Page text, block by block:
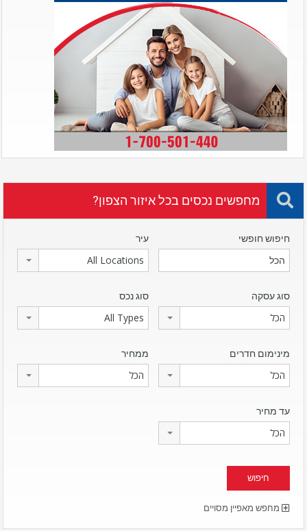
מחפשים נכסים בכל איזור הצפון?
חיפוש חופשי עיר
All Locations
סוג עסקה
הכל
סוג נכס
All Types
מינימום חדרים
הכל
ממחיר
הכל
עד מחיר
הכל
מחפש מאפיין מסויים